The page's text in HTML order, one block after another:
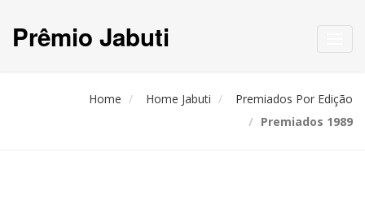
Prêmio Jabuti
Home Home Jabuti
Premiados Por Edição
Premiados 1989